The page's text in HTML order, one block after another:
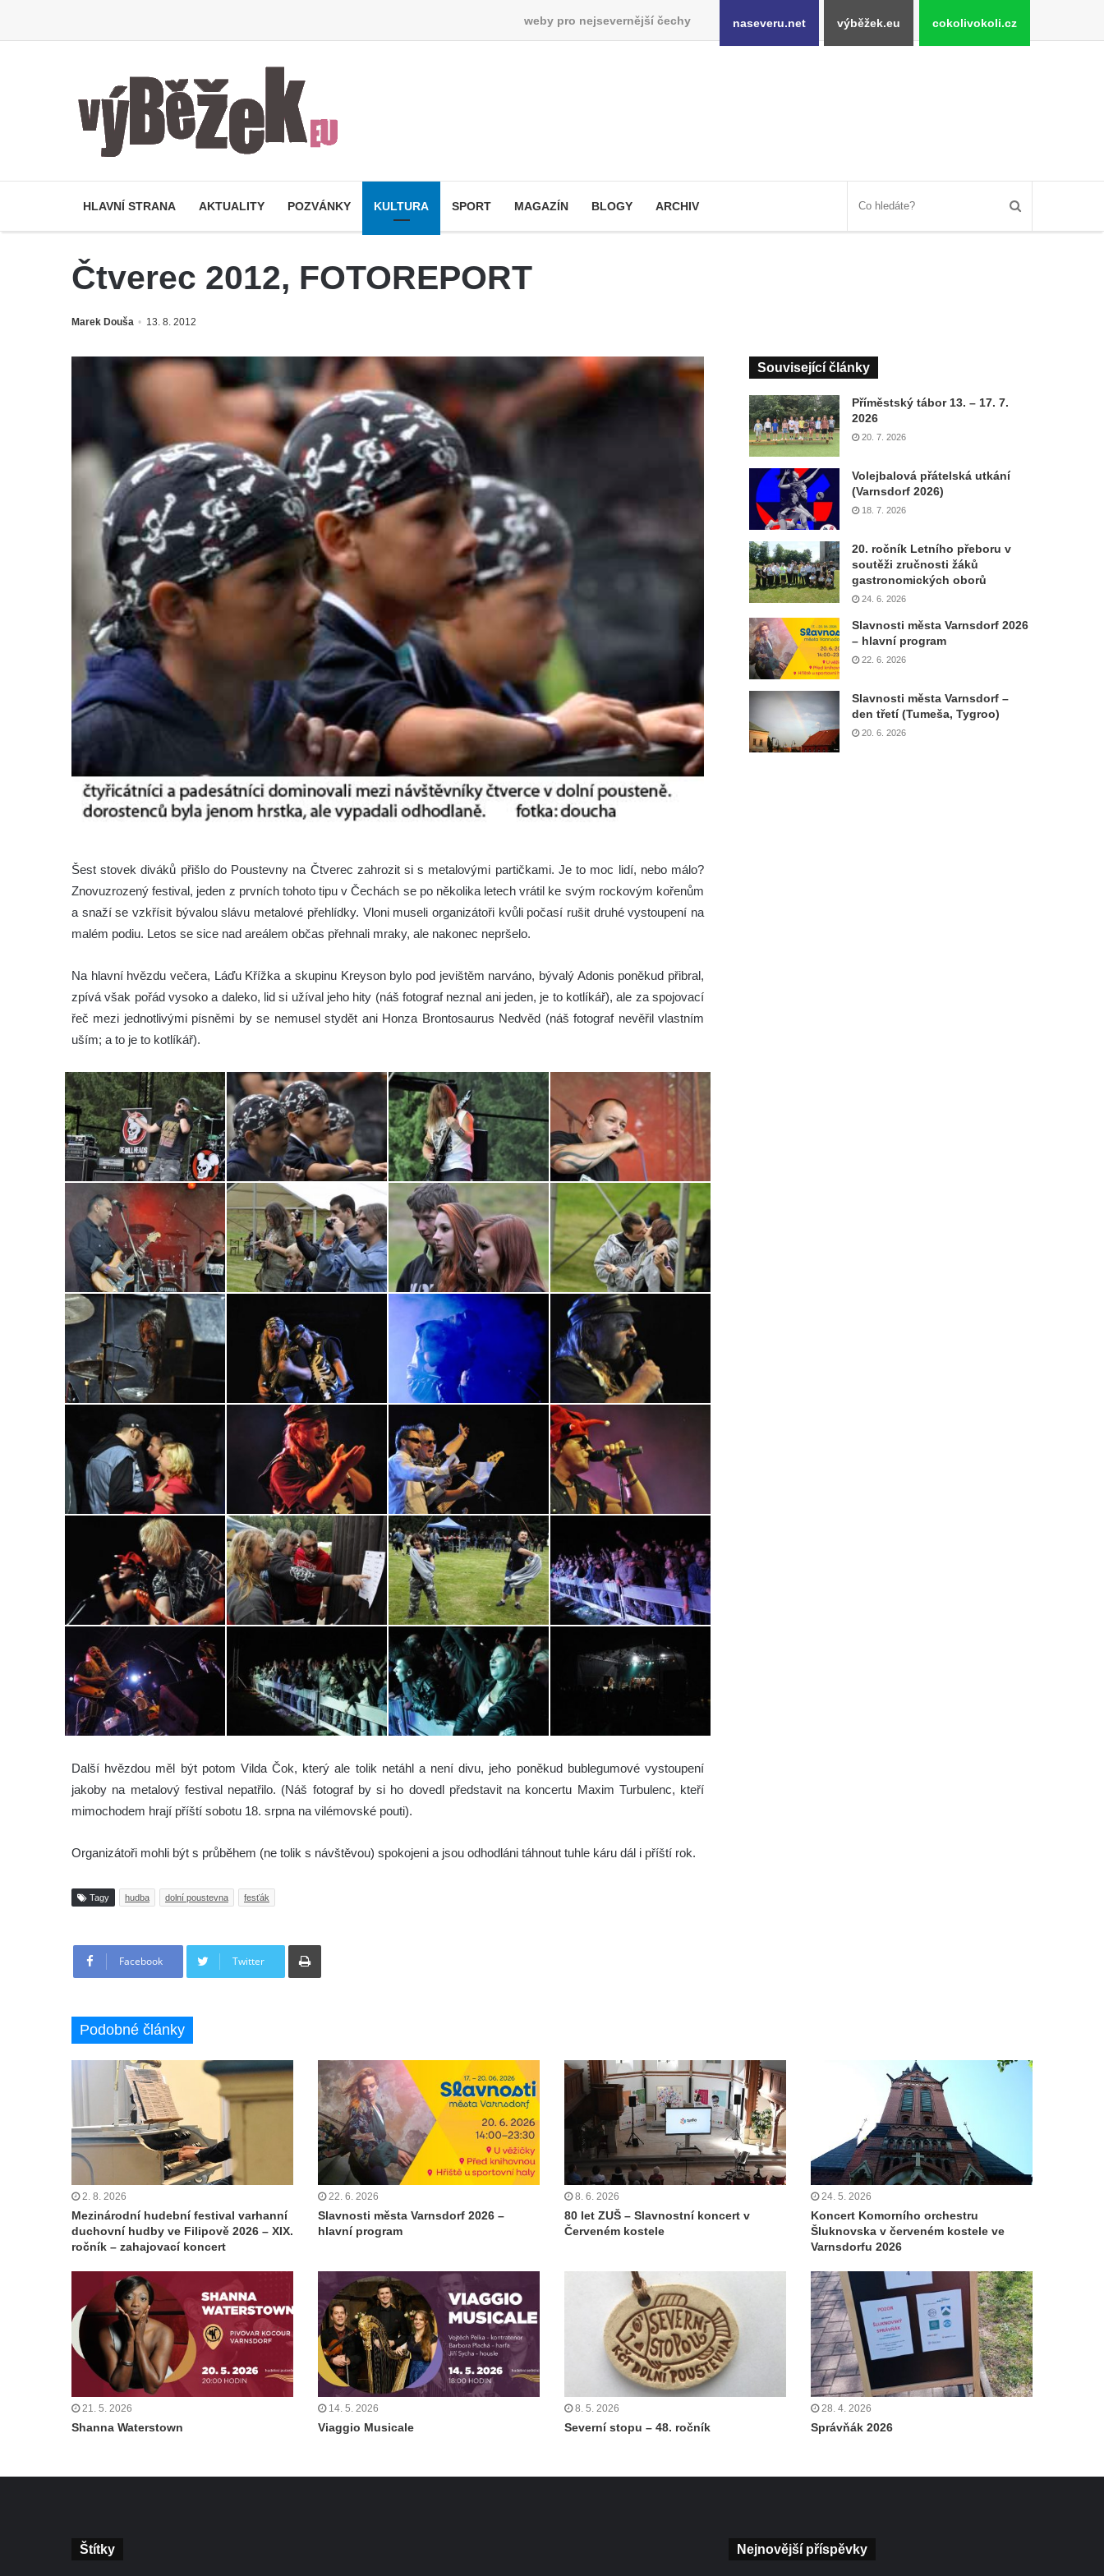
weby pro nejsevernější čechy naseveru.net výběžek.eu cokolivokoli.cz
HLAVNÍ STRANA AKTUALITY POZVÁNKY KULTURA SPORT MAGAZÍN BLOGY ARCHIV
Čtverec 2012, FOTOREPORT
Marek Douša 13. 8. 2012
Šest stovek diváků přišlo do Poustevny na Čtverec zahrozit si s metalovými partičkami. Je to moc lidí, nebo málo?
Znovuzrozený festival, jeden z prvních tohoto tipu v Čechách se po několika letech vrátil ke svým rockovým kořenům
a snaží se vzkřísit bývalou slávu metalové přehlídky. Vloni museli organizátoři kvůli počasí rušit druhé vystoupení na
malém podiu. Letos se sice nad areálem občas přehnali mraky, ale nakonec nepršelo.
Na hlavní hvězdu večera, Láďu Křížka a skupinu Kreyson bylo pod jevištěm narváno, bývalý Adonis poněkud přibral,
zpívá však pořád vysoko a daleko, lid si užíval jeho hity (náš fotograf neznal ani jeden, je to kotlíkář), ale za spojovací
řeč mezi jednotlivými písněmi by se nemusel stydět ani Honza Brontosaurus Nedvěd (náš fotograf nevěřil vlastním
uším; a to je to kotlíkář).
Další hvězdou měl být potom Vilda Čok, který ale tolik netáhl a není divu, jeho poněkud bublegumové vystoupení
jakoby na metalový festival nepatřilo. (Náš fotograf by si ho dovedl představit na koncertu Maxim Turbulenc, kteří
mimochodem hrají příští sobotu 18. srpna na vilémovské pouti).
Organizátoři mohli být s průběhem (ne tolik s návštěvou) spokojeni a jsou odhodláni táhnout tuhle káru dál i příští rok.
Tagy hudba dolní poustevna fesťák
Facebook Twitter
Tisknout
Související články
Příměstský tábor 13. – 17. 7.
2026
20. 7. 2026
Volejbalová přátelská utkání
(Varnsdorf 2026)
18. 7. 2026
20. ročník Letního přeboru v
soutěži zručnosti žáků
gastronomických oborů
24. 6. 2026
Slavnosti města Varnsdorf 2026
– hlavní program
22. 6. 2026
Slavnosti města Varnsdorf –
den třetí (Tumeša, Tygroo)
20. 6. 2026
Podobné články
2. 8. 2026
Mezinárodní hudební festival varhanní
duchovní hudby ve Filipově 2026 – XIX.
ročník – zahajovací koncert
22. 6. 2026
Slavnosti města Varnsdorf 2026 –
hlavní program
8. 6. 2026
80 let ZUŠ – Slavnostní koncert v
Červeném kostele
24. 5. 2026
Koncert Komorního orchestru
Šluknovska v červeném kostele ve
Varnsdorfu 2026
21. 5. 2026
Shanna Waterstown
14. 5. 2026
Viaggio Musicale
8. 5. 2026
Severní stopu – 48. ročník
28. 4. 2026
Správňák 2026
Štítky Nejnovější příspěvky